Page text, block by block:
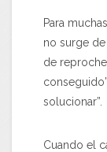
Para
no surge de
de
solucionar”.
Cuando el